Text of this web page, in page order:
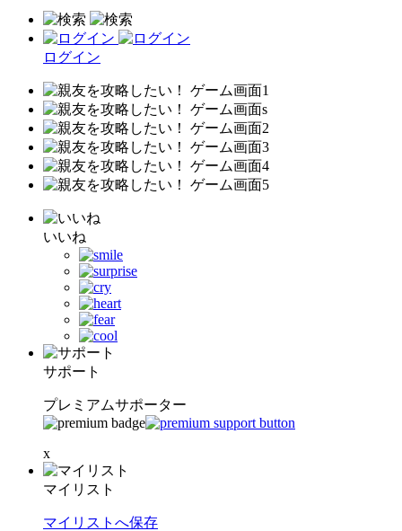
ログイン
いいね
サポート
プレミアムサポーター
x
マイリスト
マイリストへ保存